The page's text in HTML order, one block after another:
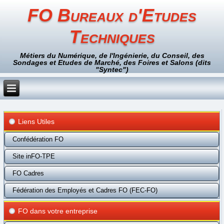
FO Bureaux d'Etudes
Techniques
Métiers du Numérique, de l'Ingénierie, du Conseil, des
Sondages et Etudes de Marché, des Foires et Salons (dits
"Syntec")
Liens Utiles
Confédération FO
Site inFO-TPE
FO Cadres
Fédération des Employés et Cadres FO (FEC-FO)
FO dans votre entreprise